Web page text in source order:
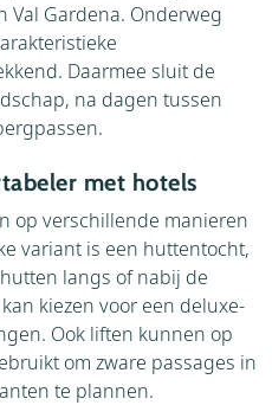
Gardena. Onderweg
Daarmee sluit de
na dagen tussen
met hotels
op verschillende manieren
variant is een huttentocht,
langs of nabij de
kiezen voor een deluxe-
Ook liften kunnen op
om zware passages in
te plannen.